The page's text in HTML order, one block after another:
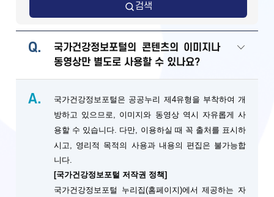
검색
Q.
국가건강정보포털의 콘텐츠의 이미지나
동영상만 별도로 사용할 수 있나요?
A.
국가건강정보포털은 공공누리 제4유형을 부착하여 개
방하고 있으므로, 이미지와 동영상 역시 자유롭게 사
용할 수 있습니다. 다만, 이용하실 때 꼭 출처를 표시하
시고, 영리적 목적의 사용과 내용의 편집은 불가능합
니다.
[국가건강정보포털 저작권 정책]
국가건강정보포털 누리집(홈페이지)에서 제공하는 자